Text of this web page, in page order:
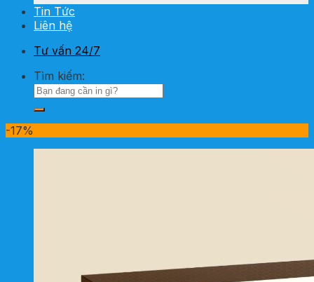
Tin Tức
Liên hệ
Tư vấn 24/7
Tìm kiếm:
-17%